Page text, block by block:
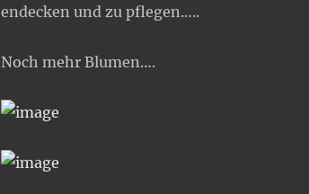
endecken und zu pflegen…..
Noch mehr Blumen….